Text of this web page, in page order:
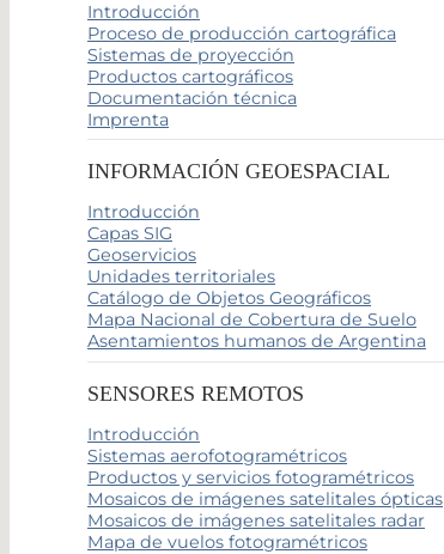
Introducción
Proceso de producción cartográfica
Sistemas de proyección
Productos cartográficos
Documentación técnica
Imprenta
INFORMACIÓN GEOESPACIAL
Introducción
Capas SIG
Geoservicios
Unidades territoriales
Catálogo de Objetos Geográficos
Mapa Nacional de Cobertura de Suelo
Asentamientos humanos de Argentina
SENSORES REMOTOS
Introducción
Sistemas aerofotogramétricos
Productos y servicios fotogramétricos
Mosaicos de imágenes satelitales ópticas
Mosaicos de imágenes satelitales radar
Mapa de vuelos fotogramétricos